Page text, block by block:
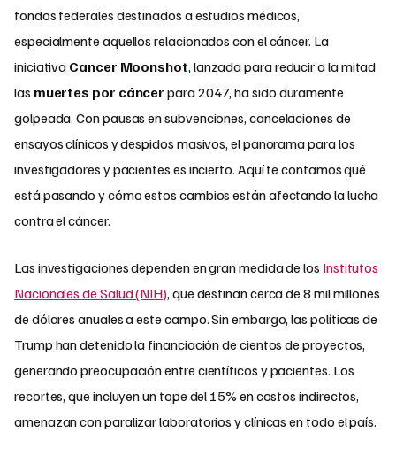
fondos federales destinados a estudios médicos,
especialmente aquellos relacionados con el cáncer. La
iniciativa Cancer Moonshot, lanzada para reducir a la mitad
las muertes por cáncer para 2047, ha sido duramente
golpeada. Con pausas en subvenciones, cancelaciones de
ensayos clínicos y despidos masivos, el panorama para los
investigadores y pacientes es incierto. Aquí te contamos qué
está pasando y cómo estos cambios están afectando la lucha
contra el cáncer.
Las investigaciones dependen en gran medida de los Institutos
Nacionales de Salud (NIH), que destinan cerca de 8 mil millones
de dólares anuales a este campo. Sin embargo, las políticas de
Trump han detenido la financiación de cientos de proyectos,
generando preocupación entre científicos y pacientes. Los
recortes, que incluyen un tope del 15% en costos indirectos,
amenazan con paralizar laboratorios y clínicas en todo el país.